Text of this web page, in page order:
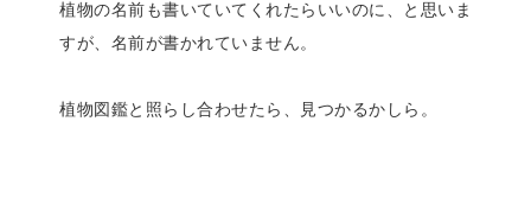
植物の名前も書いていてくれたらいいのに、と思いま
すが、名前が書かれていません。
植物図鑑と照らし合わせたら、見つかるかしら。